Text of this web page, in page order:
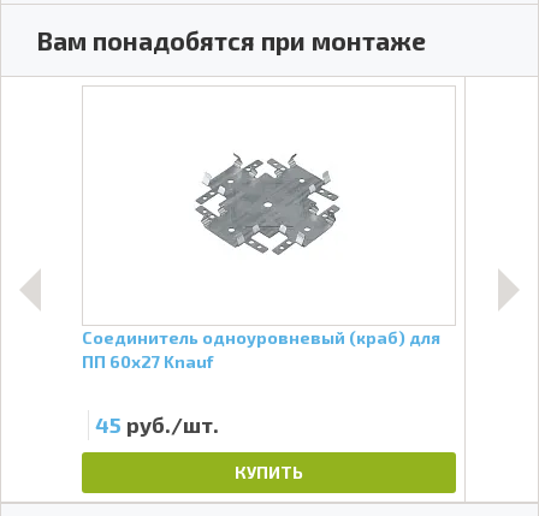
Вам понадобятся при монтаже
Соединитель одноуровневый (краб) для
ПП 60х27 Knauf
45 руб./шт.
КУПИТЬ